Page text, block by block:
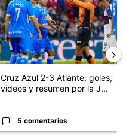
Cruz Azul 2-3 Atlante: goles,
videos y resumen por la J...
5 comentarios